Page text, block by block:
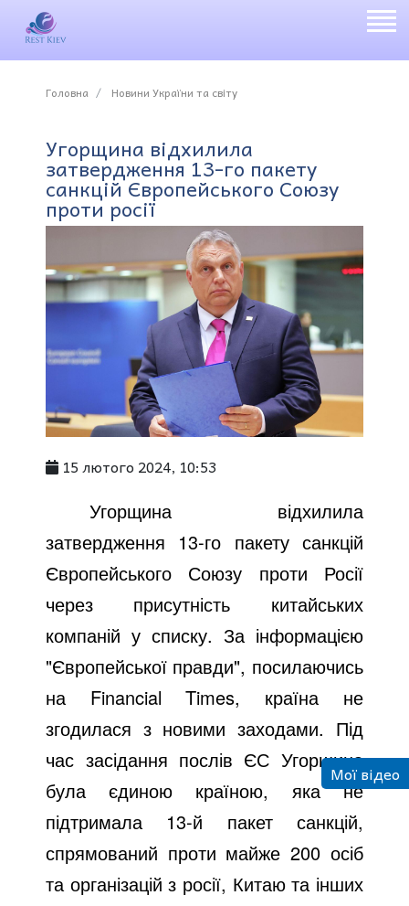
Головна Новини України та світу
Угорщина відхилила
затвердження 13-го пакету
санкцій Європейського Союзу
проти росії
15 лютого 2024, 10:53
Угорщина відхилила
затвердження 13-го пакету санкцій
Європейського Союзу проти Росії
через присутність китайських
компаній у списку. За інформацією
"Європейської правди", посилаючись
на Financial Times, країна не
згодилася з новими заходами. Під
час засідання послів ЄС Угорщина
була єдиною країною, яка не
підтримала 13-й пакет санкцій,
спрямований проти майже 200 осіб
та організацій з росії, Китаю та інших
Мої відео